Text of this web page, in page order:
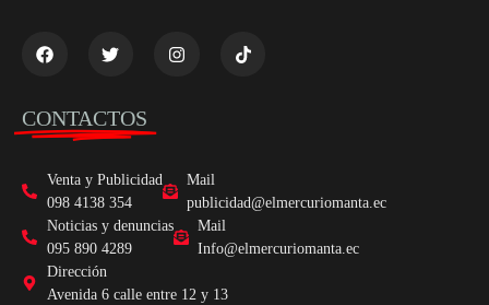
CONTACTOS
Venta y Publicidad
098 4138 354
Mail
publicidad@elmercuriomanta.ec
Noticias y denuncias
095 890 4289
Mail
Info@elmercuriomanta.ec
Dirección
Avenida 6 calle entre 12 y 13